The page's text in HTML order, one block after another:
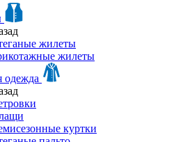
жилеты
жилеты
одежда
куртки